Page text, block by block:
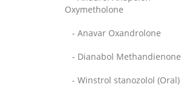
Oxymetholone
- Anavar Oxandrolone
- Dianabol Methandienone
- Winstrol stanozolol (Oral)